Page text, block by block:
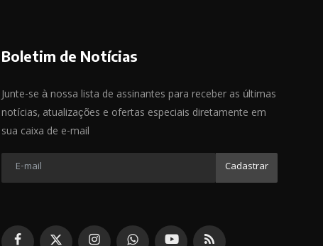
Boletim de Notícias
Junte-se à nossa lista de assinantes para receber as últimas
notícias, atualizações e ofertas especiais diretamente em
sua caixa de e-mail
Cadastrar